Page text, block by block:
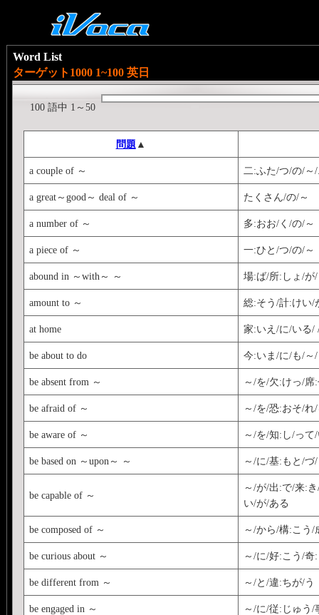
Word List
ターゲット1000 1~100 英日
100 語中 1～50
問題 ▲
a couple of ～ 二:ふた/つ/の/～
a great～good～ deal of ～ たくさん/の/～
a number of ～ 多:おお/く/の/～
a piece of ～ 一:ひと/つ/の/～
abound in ～with～ ～ 場:ば/所:しょ/が
amount to ～ 総:そう/計:けい/
at home 家:いえ/に/いる/
be about to do 今:いま/に/も/～
be absent from ～ ～/を/欠:けっ/席
be afraid of ～ ～/を/恐:おそ/
be aware of ～ ～/を/知:し/っ
be based on ～upon～ ～ ～/に/基:もと/づ
be capable of ～
～/が/出:で/来:
い/が/ある
be composed of ～ ～/から/構:こう
be curious about ～ ～/に/好:こう/
be different from ～ ～/と/違:ちが/う
be engaged in ～ ～/に/従:じゅう